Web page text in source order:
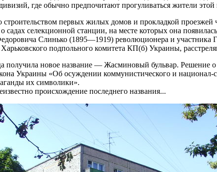
где обычно предпочитают прогуливаться жители
строительством первых жилых домов и прокладкой проезжей
садах селекционной станции, на месте которых она
Слинько (1895—1919) революционера и
подпольного комитета КП(б) Украины,
получила новое название — Жасминовый бульвар. Решение
Украины «Об осуждении коммунистического и национал-
их символики».
происхождение последнего названия...